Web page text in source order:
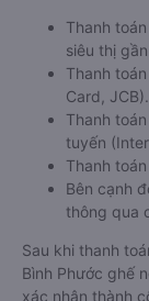
Thanh
siêu thị
Thanh
Card, JCB).
Thanh
tuyến
Thanh
Bên cạnh
thông qua
Sau khi thanh
Bình Phước ghế
xác nhận thành